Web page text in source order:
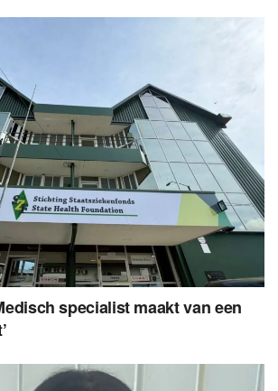
specialist maakt van een